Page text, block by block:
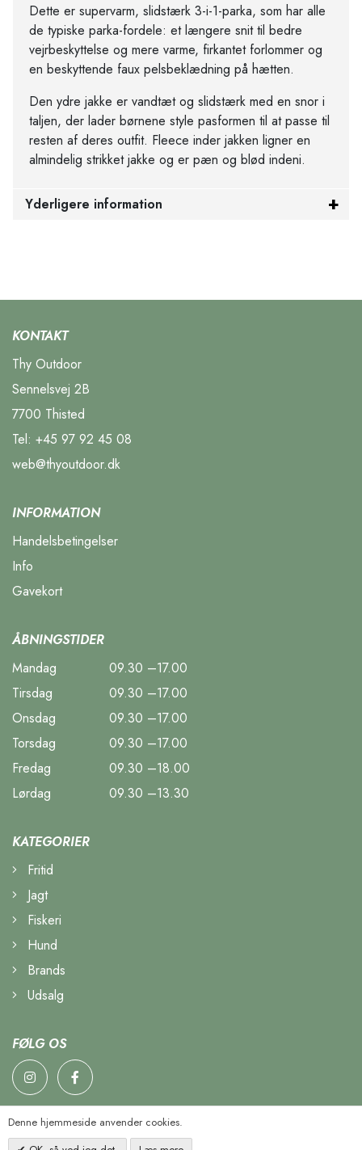
Dette er supervarm, slidstærk 3-i-1-parka, som har alle
de typiske parka-fordele: et længere snit til bedre
vejrbeskyttelse og mere varme, firkantet forlommer og
en beskyttende faux pelsbeklædning på hætten.
Den ydre jakke er vandtæt og slidstærk med en snor i
taljen, der lader børnene style pasformen til at passe til
resten af deres outfit. Fleece inder jakken ligner en
almindelig strikket jakke og er pæn og blød indeni.
Yderligere information
KONTAKT
Thy Outdoor
Sennelsvej 2B
7700 Thisted
Tel: +45 97 92 45 08
web@thyoutdoor.dk
INFORMATION
Handelsbetingelser
Info
Gavekort
ÅBNINGSTIDER
Mandag
09.30 –17.00
Tirsdag
09.30 –17.00
Onsdag
09.30 –17.00
Torsdag
09.30 –17.00
Fredag
09.30 –18.00
Lørdag
09.30 –13.30
KATEGORIER
Fritid
Jagt
Fiskeri
Hund
Brands
Udsalg
FØLG OS
Denne hjemmeside anvender cookies.